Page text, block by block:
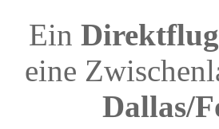
Ein Direktflug
eine
Dallas/